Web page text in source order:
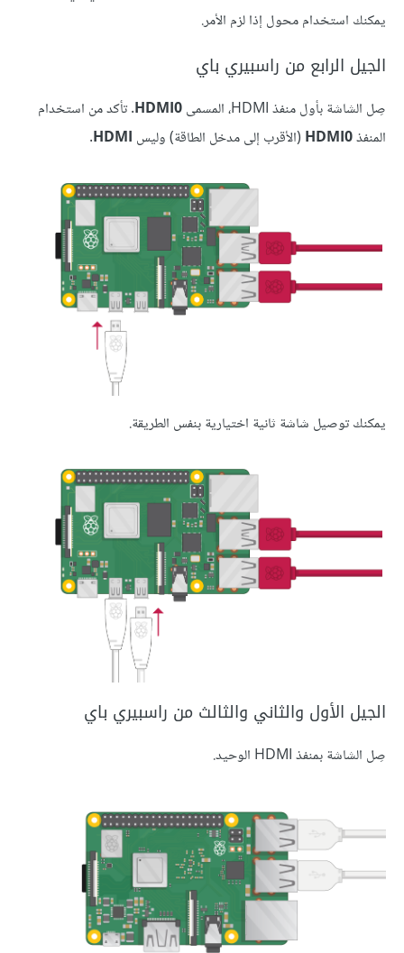
يمكنك استخدام محول إذا لزم الأمر.
الجيل الرابع من راسبيري باي
صِل الشاشة بأول منفذ HDMI، المسمى HDMI0. تأكد من استخدام
المنفذHDMI0 (الأقرب إلى مدخل الطاقة) وليس HDMI
.
يمكنك توصيل شاشة ثانية اختيارية بنفس الطريقة.
الجيل الأول والثاني والثالث من راسبيري باي
صِل الشاشة بمنفذ HDMI الوحيد.